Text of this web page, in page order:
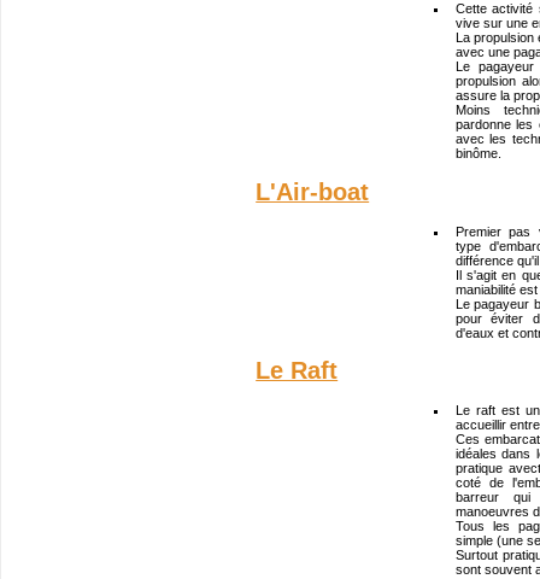
Cette activité
vive sur une
La propulsion
avec une
Le
propulsion
assure la
Moins
pardonne les
avec les
binôme.
L'Air-boat
Premier pas
type
différence
Il s'agit en
maniabilité
Le pagayeur
pour éviter
d'eaux et
Le Raft
Le raft est
accueillir
Ces
idéales dans
pratique
coté de
barreur
manoeuvres
Tous les
simple (une
Surtout
sont souvent